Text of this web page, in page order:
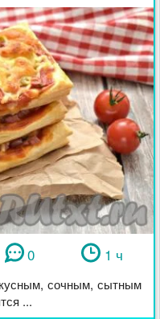
0 1 ч
сочным, сытным
...